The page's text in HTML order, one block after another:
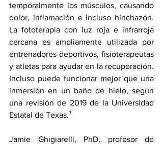
temporalmente los músculos, causando
dolor, inflamación e incluso hinchazón.
La fototerapia con luz roja e infrarroja
cercana es ampliamente utilizada por
entrenadores deportivos, fisioterapeutas
y atletas para ayudar en la recuperación.
Incluso puede funcionar mejor que una
inmersión en un baño de hielo, según
una revisión de 2019 de la Universidad
Estatal de Texas.⁷
Jamie Ghigiarelli, PhD, profesor de